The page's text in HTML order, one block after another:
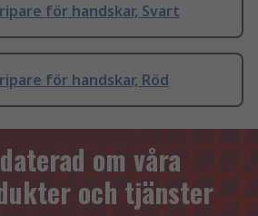
för handskar, Svart
för handskar, Röd
om våra
och tjänster